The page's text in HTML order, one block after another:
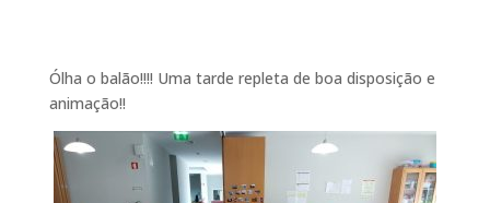
Ólha o balão!!!! Uma tarde repleta de boa disposição e
animação!!